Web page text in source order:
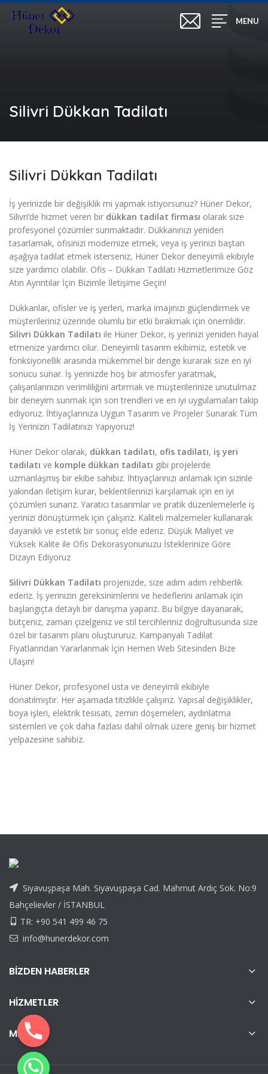
MENU
Silivri Dükkan Tadilatı
Silivri Dükkan Tadilatı
İş yerinizde bir değişiklik mi yapmak istiyorsunuz? Hüner Dekor,
Silivri’de hizmet veren bir dükkan tadilat firması olarak size
profesyonel çözümler sunmaktadır. Dükkanınızı yeniden
tasarlamak, ofisinizi modernize etmek, veya iş yerinizi baştan
aşağıya tadilat etmek isterseniz, Hüner Dekor deneyimli ekibiyle
size yardımcı olabilir. Ofis – Dükkan Tadilatı Hizmetlerimize Göz
Atın Ayrıntılar İçin Bizimle İletişime Geçin!
Dükkanlar, ofisler ve iş yerleri, marka imajınızı güçlendirmek ve
müşterileriniz üzerinde olumlu bir etki bırakmak için önemlidir.
Silivri Dükkan Tadilatı ile Hüner Dekor, iş yerinizi yeniden hayal
etmenize yardımcı olur. Deneyimli tasarım ekibimiz, estetik ve
fonksiyonellik arasında mükemmel bir denge kurarak size en iyi
sonucu sunar. İş yerinizde hoş bir atmosfer yaratmak,
çalışanlarınızın verimliliğini artırmak ve müşterilerinize unutulmaz
bir deneyim sunmak için son trendleri ve en iyi uygulamaları takip
ediyoruz. İhtiyaçlarınıza Uygun Tasarım ve Projeler Sunarak Tüm
İş Yerinizin Tadilatınızı Yapıyoruz!
Hüner Dekor olarak, dükkan tadilatı, ofis tadilatı, iş yeri
tadilatı ve komple dükkan tadilatı gibi projelerde
uzmanlaşmış bir ekibe sahibiz. İhtiyaçlarınızı anlamak için sizinle
yakından iletişim kurar, beklentilerinizi karşılamak için en iyi
çözümleri sunarız. Yaratıcı tasarımlar ve pratik düzenlemelerle iş
yerinizi dönüştürmek için çalışırız. Kaliteli malzemeler kullanarak
dayanıklı ve estetik bir sonuç elde ederiz. Düşük Maliyet ve
Yüksek Kalite ile Ofis Dekorasyonunuzu İsteklerinize Göre
Dizayn Ediyoruz
Silivri Dükkan Tadilatı projenizde, size adım adım rehberlik
ederiz. İş yerinizin gereksinimlerini ve hedeflerini anlamak için
başlangıçta detaylı bir danışma yaparız. Bu bilgiye dayanarak,
bütçeniz, zaman çizelgeniz ve stil tercihleriniz doğrultusunda size
özel bir tasarım planı oluştururuz. Kampanyalı Tadilat
Fiyatlarından Yararlanmak İçin Hemen Web Sitesinden Bize
Ulaşın!
Hüner Dekor, profesyonel usta ve deneyimli ekibiyle
donatılmıştır. Her aşamada titizlikle çalışırız. Yapısal değişiklikler,
boya işleri, elektrik tesisatı, zemin döşemeleri, aydınlatma
sistemleri ve çok daha fazlası dahil olmak üzere geniş bir hizmet
yelpazesine sahibiz.
Siyavuşpaşa Mah. Siyavuşpaşa Cad. Mahmut Ardıç Sok. No:9
Bahçelievler / İSTANBUL
TR: +90 541 499 46 75
info@hunerdekor.com
BIZDEN HABERLER
HIZMETLER
MENÜ